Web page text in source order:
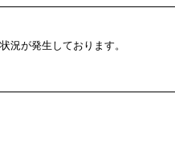
況が発生しております。